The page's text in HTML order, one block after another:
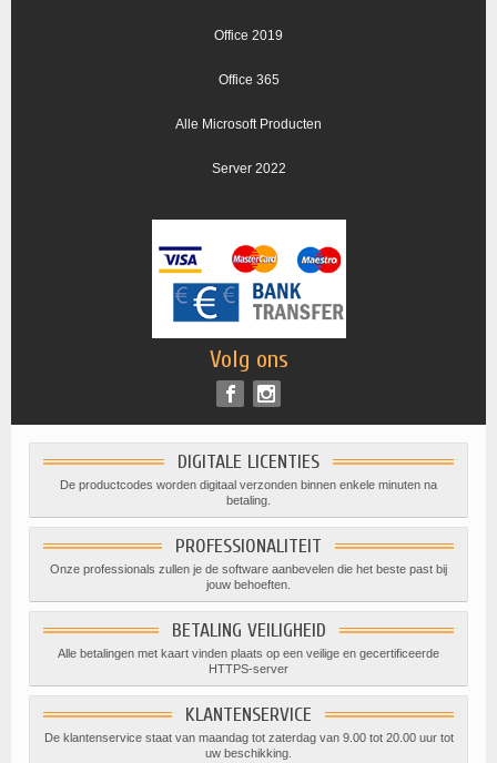
Office 2019
Office 365
Alle Microsoft Producten
Server 2022
Volg ons
DIGITALE LICENTIES
De productcodes worden digitaal verzonden binnen enkele minuten na
betaling.
PROFESSIONALITEIT
Onze professionals zullen je de software aanbevelen die het beste past bij
jouw behoeften.
BETALING VEILIGHEID
Alle betalingen met kaart vinden plaats op een veilige en gecertificeerde
HTTPS-server
KLANTENSERVICE
De klantenservice staat van maandag tot zaterdag van 9.00 tot 20.00 uur tot
uw beschikking.